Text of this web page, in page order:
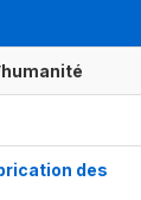
des